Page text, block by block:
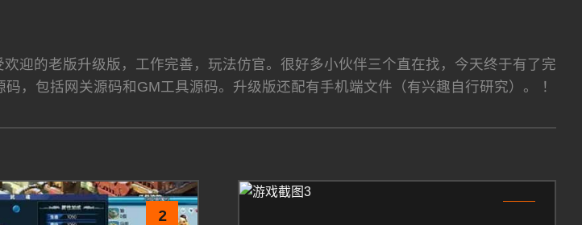
迎的老版升级版，工作完善，玩法仿官。很好多小伙伴三个直在找，今天终于有了完
码，包括网关源码和GM工具源码。升级版还配有手机端文件（有兴趣自行研究）。 ！
2